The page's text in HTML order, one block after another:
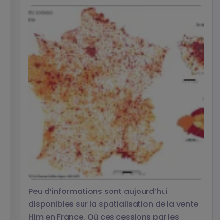
Peu d’informations sont aujourd’hui
disponibles sur la spatialisation de la vente
Hlm en France. Où ces cessions par les